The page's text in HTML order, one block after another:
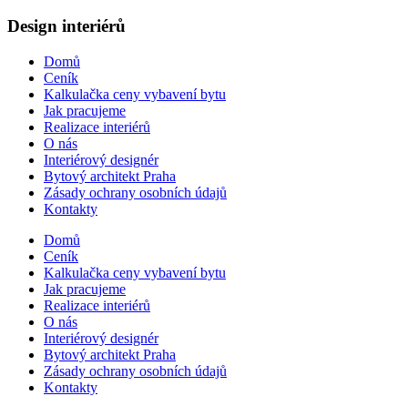
Design interiérů
Domů
Ceník
Kalkulačka ceny vybavení bytu
Jak pracujeme
Realizace interiérů
O nás
Interiérový designér
Bytový architekt Praha
Zásady ochrany osobních údajů
Kontakty
Domů
Ceník
Kalkulačka ceny vybavení bytu
Jak pracujeme
Realizace interiérů
O nás
Interiérový designér
Bytový architekt Praha
Zásady ochrany osobních údajů
Kontakty